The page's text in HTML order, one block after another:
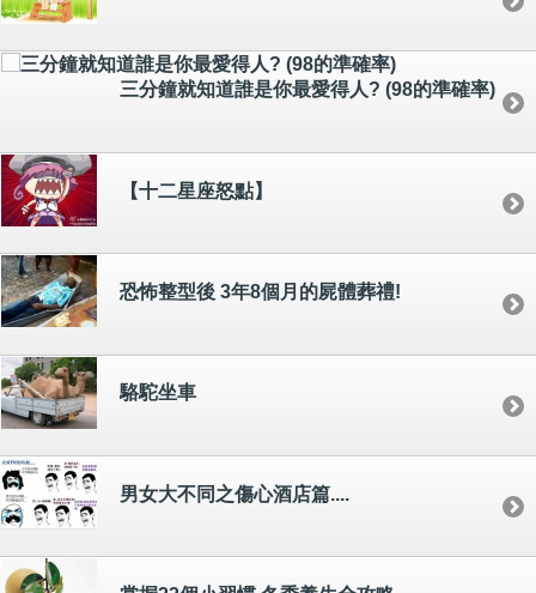
三分鐘就知道誰是你最愛得人? (98的準確率)
【十二星座怒點】
恐怖整型後 3年8個月的屍體葬禮!
駱駝坐車
男女大不同之傷心酒店篇....